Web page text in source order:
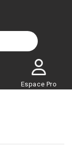
Espace Pro